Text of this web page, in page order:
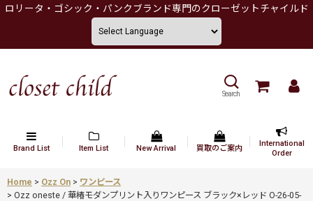
ロリータ・ゴシック・パンクブランド専門のクローゼットチャイルド
Search
Brand List Item List New Arrival 買取のご案内
International
Order
Home > Ozz On > ワンピース
> Ozz oneste / 華椿モダンプリント入りワンピース ブラック×レッド O-26-05-